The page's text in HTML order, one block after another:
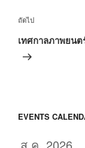
เรื่อง
ถัด
ไป
ถัดไป
เทศกาลภาพยนต
EVENTS